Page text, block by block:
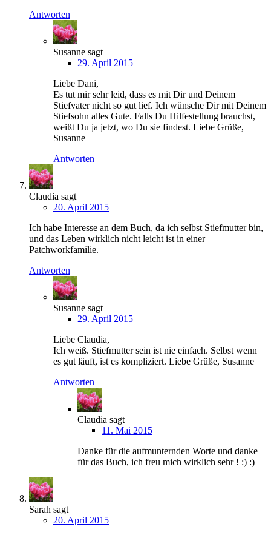
Antworten
Susanne sagt
29. April 2015
Liebe Dani,
Es tut mir sehr leid, dass es mit Dir und Deinem
Stiefvater nicht so gut lief. Ich wünsche Dir mit Deinem
Stiefsohn alles Gute. Falls Du Hilfestellung brauchst,
weißt Du ja jetzt, wo Du sie findest. Liebe Grüße,
Susanne
Antworten
Claudia sagt
20. April 2015
Ich habe Interesse an dem Buch, da ich selbst Stiefmutter bin,
und das Leben wirklich nicht leicht ist in einer
Patchworkfamilie.
Antworten
Susanne sagt
29. April 2015
Liebe Claudia,
Ich weiß. Stiefmutter sein ist nie einfach. Selbst wenn
es gut läuft, ist es kompliziert. Liebe Grüße, Susanne
Antworten
Claudia sagt
11. Mai 2015
Danke für die aufmunternden Worte und danke
für das Buch, ich freu mich wirklich sehr ! :) :)
Sarah sagt
20. April 2015